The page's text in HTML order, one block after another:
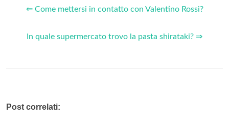
⇐ Come mettersi in contatto con Valentino Rossi?
In quale supermercato trovo la pasta shirataki? ⇒
Post correlati: